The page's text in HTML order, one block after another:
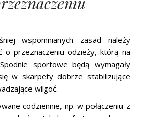
wspomnianych zasad należy
o przeznaczeniu odzieży, którą na
sportowe będą wymagały
w skarpety dobrze stabilizujące
wilgoć.
codziennie, np. w połączeniu z